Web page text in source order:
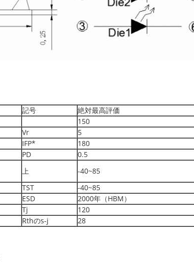
記号 絶対最高評価
150
Vr 5
IFP* 180
PD 0.5
上 -40~85
TST -40~85
ESD 2000年（HBM）
Tj 120
Rthのs-j 28